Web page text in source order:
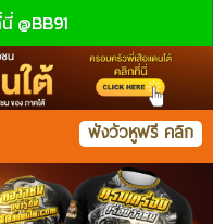
@BB91
ฟังวัวหูฟรี คลิก